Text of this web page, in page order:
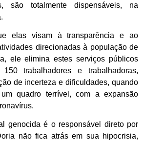
são totalmente dispensáveis, na
elas visam à transparência e ao
direcionadas à população de
ele elimina estes serviços públicos
trabalhadores e trabalhadoras,
de incerteza e dificuldades, quando
quadro terrível, com a expansão
genocida é o responsável direto por
não fica atrás em sua hipocrisia,